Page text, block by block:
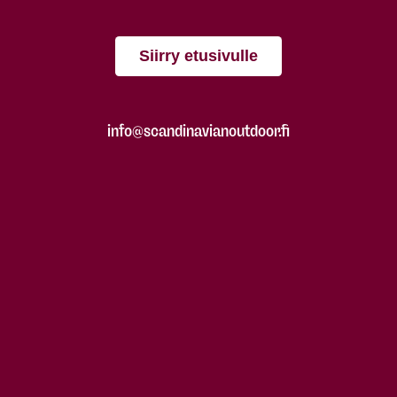
Siirry etusivulle
info@scandinavianoutdoor.fi